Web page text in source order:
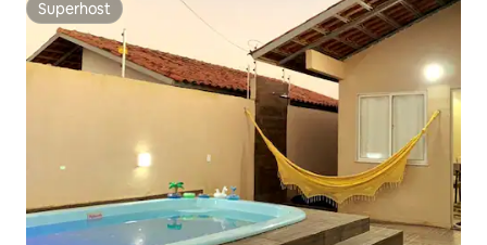
Superhost
Superhost